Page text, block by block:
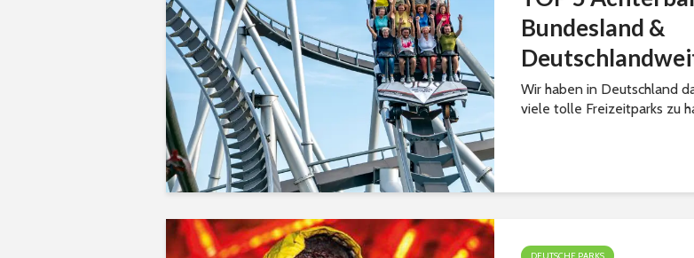
Bundesland &
Wir haben in Deutschland
viele tolle Freizeitparks zu